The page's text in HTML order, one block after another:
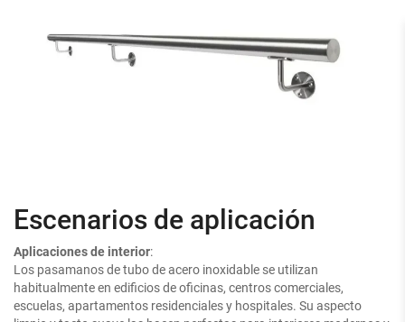
Escenarios de aplicación
Aplicaciones de interior:
Los pasamanos de tubo de acero inoxidable se utilizan
habitualmente en edificios de oficinas, centros comerciales,
escuelas, apartamentos residenciales y hospitales. Su aspecto